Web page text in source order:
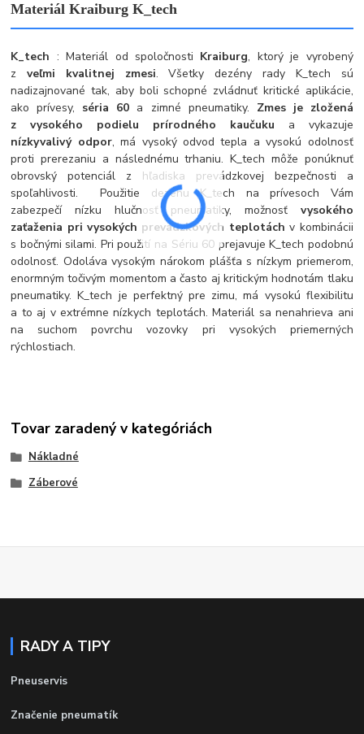
Materiál Kraiburg K_tech
K_tech : Materiál od spoločnosti Kraiburg, ktorý je vyrobený
z veľmi kvalitnej zmesi. Všetky dezény rady K_tech sú
nadizajnované tak, aby boli schopné zvládnuť kritické aplikácie,
ako prívesy, séria 60 a zimné pneumatiky. Zmes je zložená
z vysokého podielu prírodného kaučuku a vykazuje
nízkyvalivý odpor, má vysoký odvod tepla a vysokú odolnosť
proti prerezaniu a následnému trhaniu. K_tech môže ponúknuť
obrovský potenciál z hľadiska prevádzkovej bezpečnosti a
spoľahlivosti. Použitie dezénu K_tech na prívesoch Vám
zabezpečí nízku hlučnosť pneumatiky, možnosť vysokého
zaťaženia pri vysokých prevádzkových teplotách v kombinácii
s bočnými silami. Pri použití na Sériu 60 prejavuje K_tech podobnú
odolnosť. Odoláva vysokým nárokom plášťa s nízkym priemerom,
enormným točivým momentom a často aj kritickým hodnotám tlaku
pneumatiky. K_tech je perfektný pre zimu, má vysokú flexibilitu
a to aj v extrémne nízkych teplotách. Materiál sa nenahrieva ani
na suchom povrchu vozovky pri vysokých priemerných
rýchlostiach.
Tovar zaradený v kategóriách
Nákladné
Záberové
RADY A TIPY
Pneuservis
Značenie pneumatík